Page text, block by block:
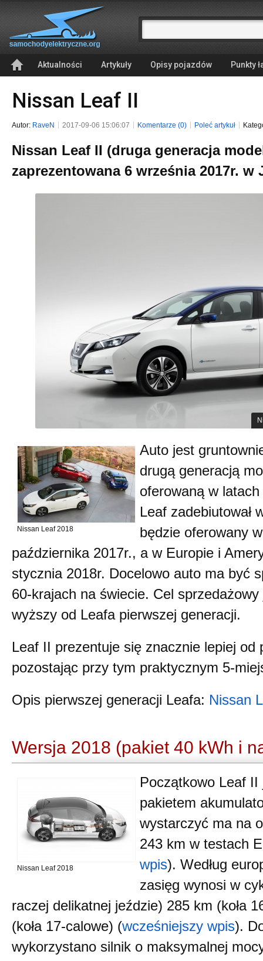
Aktualności Artykuły Opisy pojazdów Punkty
Nissan Leaf II
Autor: RaveN 2017-09-06 15:06:07 Komentarze (0) Poleć artykuł
Nissan Leaf II (druga generacja
zaprezentowana 6 września 2017r. w
Nissan Leaf 2018
Auto jest
drugą generacją
oferowaną w
Leaf zadebiutował
będzie oferowany
października 2017r., a w Europie i
stycznia 2018r. Docelowo auto ma być
60-krajach na świecie. Cel
wyższy od Leafa pierwszej generacji.
Leaf II prezentuje się znacznie lepiej od
pozostając przy tym praktycznym 5-
Opis pierwszej generacji Leafa: Nissan
Wersja 2018 (pakiet 40 kWh i
Nissan Leaf 2018
Początkowo Leaf
pakietem
wystarczyć ma na
243 km w testach
wpis). Według
zasięg wynosi w
raczej delikatnej jeździe) 285 km (koła
(koła 17-calowe) (wcześniejszy wpis).
wykorzystano silnik o maksymalnej